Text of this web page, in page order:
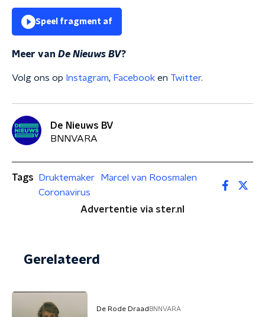
Speel fragment af
Meer van De Nieuws BV?
Volg ons op Instagram, Facebook en Twitter.
De Nieuws BV
BNNVARA
Tags Druktemaker
Marcel van Roosmalen
Coronavirus
Advertentie via ster.nl
Gerelateerd
De Rode Draad BNNVARA